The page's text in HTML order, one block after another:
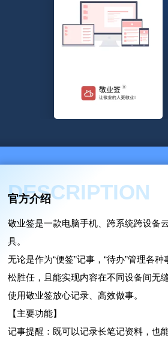
DESCRIPTION
官方介绍
敬业签是一款电脑手机、跨系统跨设备
具。
无论是作为“便签”记事，“待办”管理各
松胜任，且能实现内容在不同设备间无
使用敬业签放心记录、高效做事。
【主要功能】
记事提醒：既可以记录长笔记资料，也